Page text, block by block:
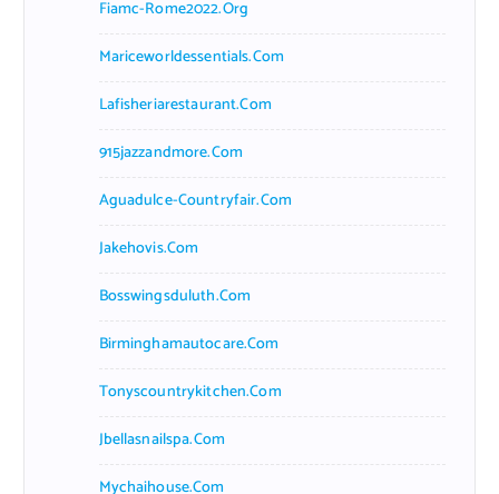
Fiamc-Rome2022.org
Mariceworldessentials.com
Lafisheriarestaurant.com
915jazzandmore.com
Aguadulce-Countryfair.com
Jakehovis.com
Bosswingsduluth.com
Birminghamautocare.com
Tonyscountrykitchen.com
Jbellasnailspa.com
Mychaihouse.com